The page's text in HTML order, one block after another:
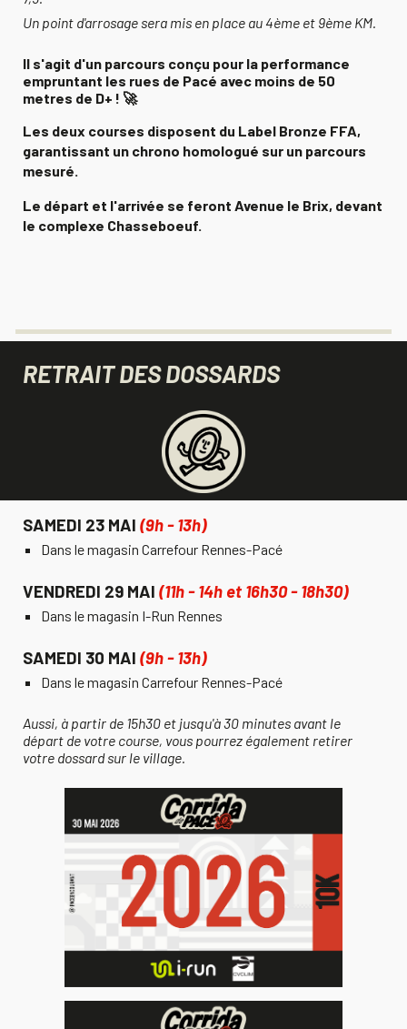
Un point d'arrosage sera mis en place au 4ème et 9ème KM.
Il s'agit d'un parcours conçu pour la performance
empruntant les rues de Pacé avec moins de 50
metres de D+ ! 🚀
Les deux courses disposent du Label Bronze FFA,
garantissant un chrono homologué sur un parcours
mesuré.
Le départ et l'arrivée se feront Avenue le Brix, devant
le complexe Chasseboeuf.
RETRAIT DES DOSSARDS
SAMEDI 23 MAI(9h - 13h)
Dans le magasin Carrefour Rennes-Pacé
VENDREDI 29 MAI(11h - 14h et 16h30 - 18h30)
Dans le magasin I-Run Rennes
SAMEDI 30 MAI(9h - 13h)
Dans le magasin Carrefour Rennes-Pacé
Aussi, à partir de 15h30 et jusqu'à 30 minutes avant le
départ de votre course, vous pourrez également retirer
votre dossard sur le village.